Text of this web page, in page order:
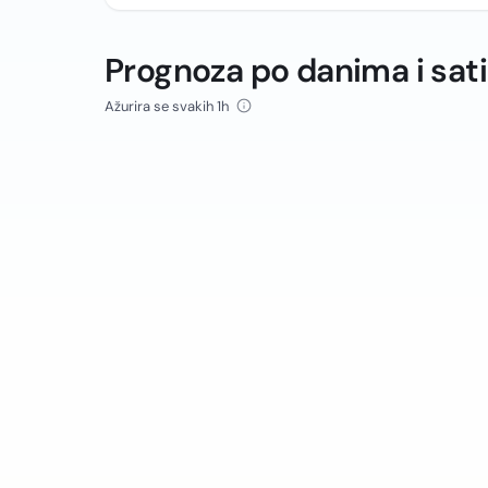
Prognoza po danima i
Ažurira se svakih 1h